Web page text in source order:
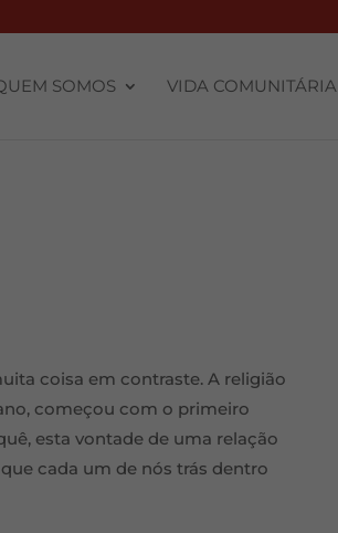
SOMOS VIDA COMUNITÁRIA
coisa em contraste. A religião
começou com o primeiro
esta vontade de uma relação
cada um de nós trás dentro